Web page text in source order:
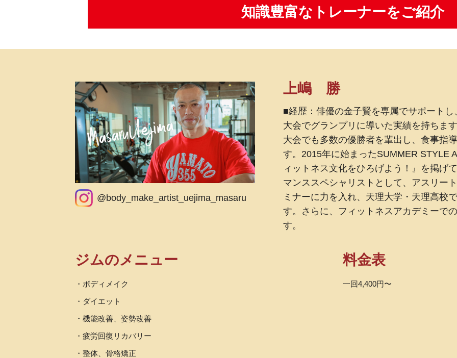
知識豊富なトレーナーをご紹介
@body_make_artist_uejima_masaru
上嶋 勝
■経歴：俳優の金子賢を専属でサポート
大会でグランプリに導いた実績を持ちま
大会でも多数の優勝者を輩出し、食事指
す。2015年に始まったSUMMER STYLE
ィットネス文化をひろげよう！』を掲げ
マンススペシャリストとして、アスリー
ミナーに力を入れ、天理大学・天理高校
す。さらに、フィットネスアカデミーで
す。
ジムのメニュー
・ボディメイク
・ダイエット
・機能改善、姿勢改善
・疲労回復リカバリー
・整体、骨格矯正
料金表
一回4,400円〜